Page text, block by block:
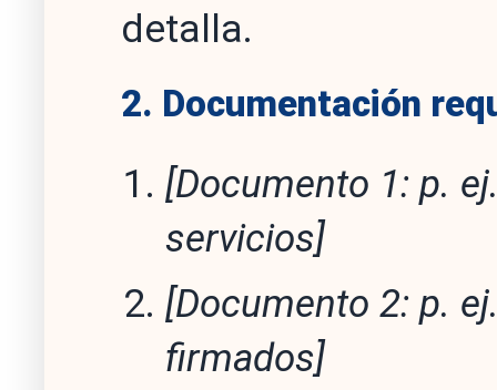
detalla.
2. Documentación
[Documento 1: p.
servicios]
[Documento 2: p.
firmados]